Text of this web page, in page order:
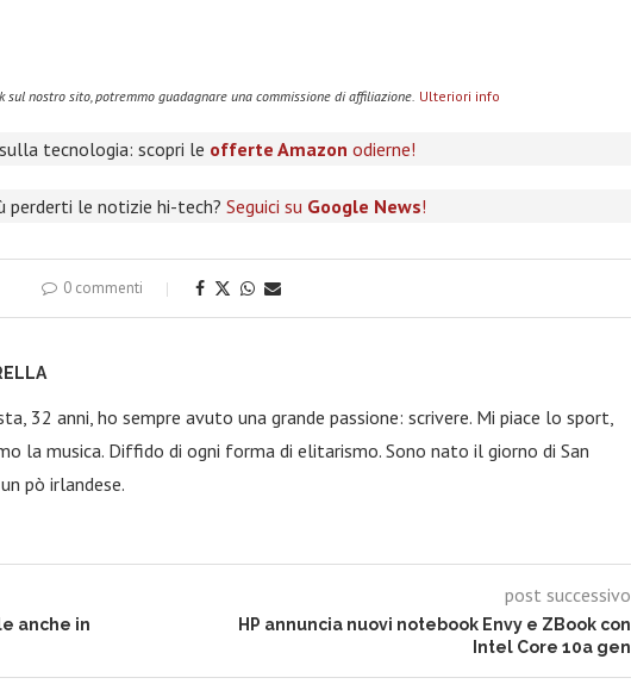
nostro sito, potremmo guadagnare una commissione di affiliazione. Ulteriori info
tecnologia: scopri le offerte Amazon odierne!
perderti le notizie hi-tech? Seguici su Google News!
0 commenti
32 anni, ho sempre avuto una grande passione: scrivere. Mi piace lo sport,
la musica. Diffido di ogni forma di elitarismo. Sono nato il giorno di San
pò irlandese.
anche in
post successivo
HP annuncia nuovi notebook Envy e ZBook con
Intel Core 10a gen